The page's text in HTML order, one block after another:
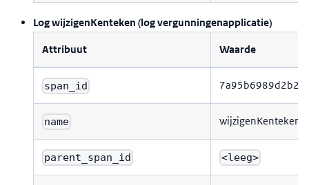
Log wijzigenKenteken (log vergunningenapplicatie)
Attribuut Waarde
span_id
name wijzigenKenteken
parent_span_id <leeg>